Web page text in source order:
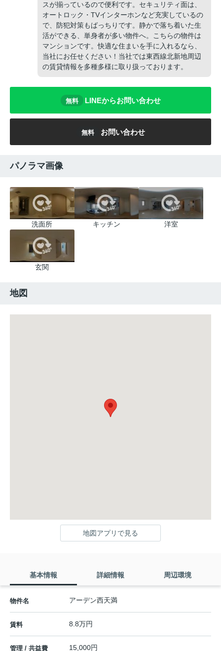
スが揃っているので便利です。セキュリティ面は、
オートロック・TVインターホンなど充実しているの
で、防犯対策もばっちりです。静かで落ち着いた生
活ができる、単身者が多い物件へ。こちらの物件は
マンションです。快適な住まいを手に入れるなら、
当社にお任せください！当社では東西線北新地周辺
の賃貸情報を多種多様に取り扱っております。
無料 LINEからお問い合わせ
無料 お問い合わせ
パノラマ画像
洗面所 キッチン 洋室
玄関
地図
地図アプリで見る
基本情報 詳細情報 周辺環境
物件名 アーデン西天満
賃料 8.8万円
管理 / 共益費 15,000円